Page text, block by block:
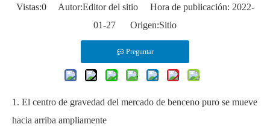
Vistas:0Autor:Editor del sitio Hora de publicación: 2022-
01-27 Origen:Sitio
Preguntar
1. El centro de gravedad del mercado de benceno puro se mueve
hacia arriba ampliamente